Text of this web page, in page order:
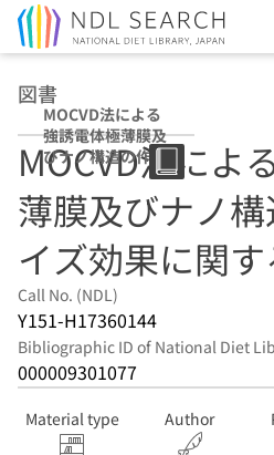
図書
MOCVD法による
強誘電体極薄膜及
びナノ構造の作製
とサイズ効果に関
する研究
MOCVD法によ
薄膜及びナノ
イズ効果に関
Call No. (NDL)
Y151-H17360144
Bibliographic ID of National Diet
000009301077
Material type Author